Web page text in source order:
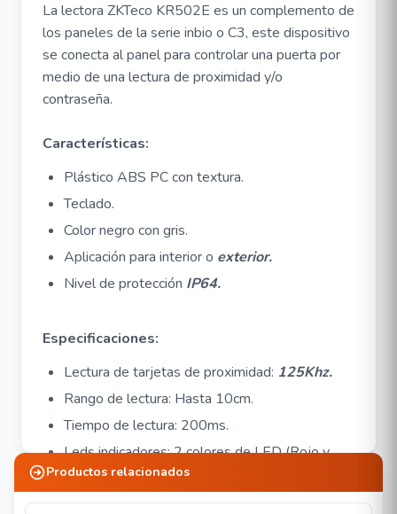
La lectora ZKTeco KR502E es un complemento de
los paneles de la serie inbio o C3, este dispositivo
se conecta al panel para controlar una puerta por
medio de una lectura de proximidad y/o
contraseña.
Características:
Plástico ABS PC con textura.
Teclado.
Color negro con gris.
Aplicación para interior o exterior.
Nivel de protección IP64.
Especificaciones:
Lectura de tarjetas de proximidad: 125Khz.
Rango de lectura: Hasta 10cm.
Tiempo de lectura: 200ms.
Leds indicadores: 2 colores de LED (Rojo y
verde).
Sonido: Sí.
Productos relacionados